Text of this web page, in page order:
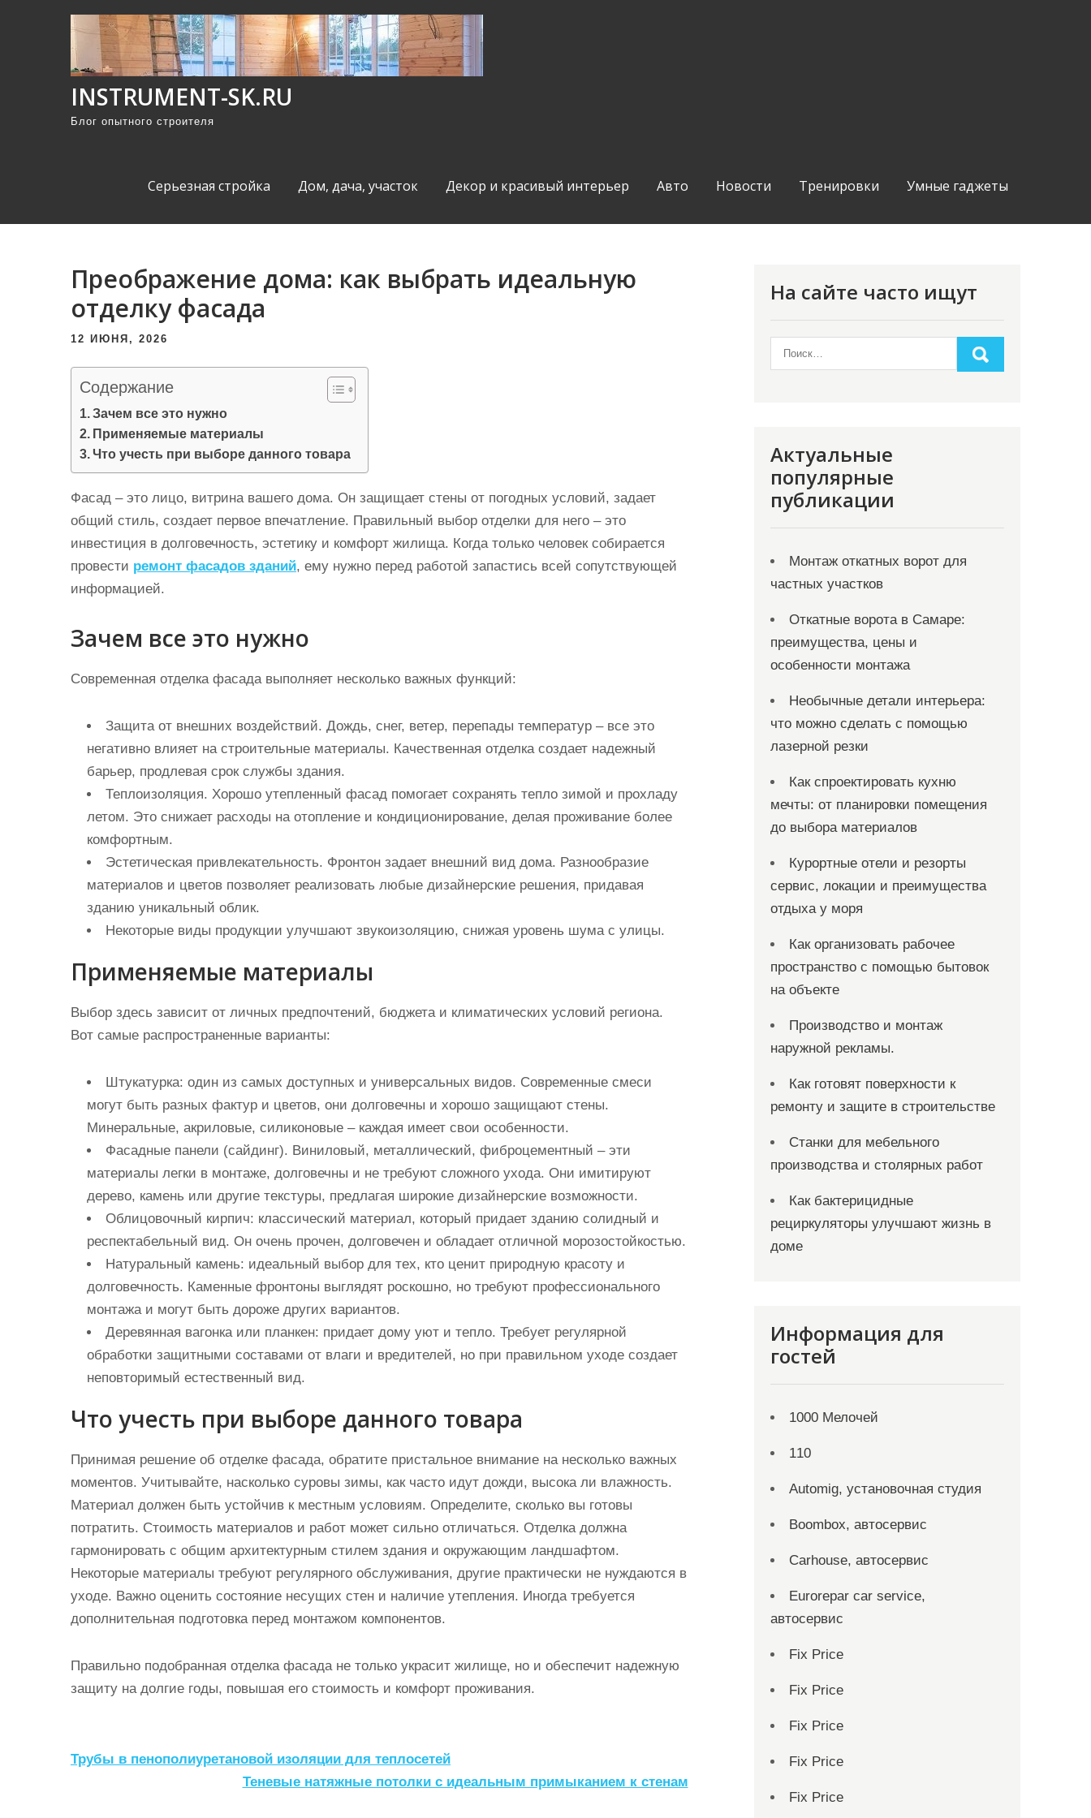
INSTRUMENT-SK.RU
Блог опытного строителя
Серьезная стройка Дом, дача, участок Декор и красивый интерьер Авто Новости Тренировки Умные гаджеты
Преображение дома: как выбрать идеальную
отделку фасада
12 ИЮНЯ, 2026
Содержание
Зачем все это нужно
Применяемые материалы
Что учесть при выборе данного товара
Фасад – это лицо, витрина вашего дома. Он защищает стены от погодных условий, задает
общий стиль, создает первое впечатление. Правильный выбор отделки для него – это
инвестиция в долговечность, эстетику и комфорт жилища. Когда только человек собирается
провести ремонт фасадов зданий, ему нужно перед работой запастись всей сопутствующей
информацией.
Зачем все это нужно
Современная отделка фасада выполняет несколько важных функций:
Защита от внешних воздействий. Дождь, снег, ветер, перепады температур – все это
негативно влияет на строительные материалы. Качественная отделка создает надежный
барьер, продлевая срок службы здания.
Теплоизоляция. Хорошо утепленный фасад помогает сохранять тепло зимой и прохладу
летом. Это снижает расходы на отопление и кондиционирование, делая проживание более
комфортным.
Эстетическая привлекательность. Фронтон задает внешний вид дома. Разнообразие
материалов и цветов позволяет реализовать любые дизайнерские решения, придавая
зданию уникальный облик.
Некоторые виды продукции улучшают звукоизоляцию, снижая уровень шума с улицы.
Применяемые материалы
Выбор здесь зависит от личных предпочтений, бюджета и климатических условий региона.
Вот самые распространенные варианты:
Штукатурка: один из самых доступных и универсальных видов. Современные смеси
могут быть разных фактур и цветов, они долговечны и хорошо защищают стены.
Минеральные, акриловые, силиконовые – каждая имеет свои особенности.
Фасадные панели (сайдинг). Виниловый, металлический, фиброцементный – эти
материалы легки в монтаже, долговечны и не требуют сложного ухода. Они имитируют
дерево, камень или другие текстуры, предлагая широкие дизайнерские возможности.
Облицовочный кирпич: классический материал, который придает зданию солидный и
респектабельный вид. Он очень прочен, долговечен и обладает отличной морозостойкостью.
Натуральный камень: идеальный выбор для тех, кто ценит природную красоту и
долговечность. Каменные фронтоны выглядят роскошно, но требуют профессионального
монтажа и могут быть дороже других вариантов.
Деревянная вагонка или планкен: придает дому уют и тепло. Требует регулярной
обработки защитными составами от влаги и вредителей, но при правильном уходе создает
неповторимый естественный вид.
Что учесть при выборе данного товара
Принимая решение об отделке фасада, обратите пристальное внимание на несколько важных
моментов. Учитывайте, насколько суровы зимы, как часто идут дожди, высока ли влажность.
Материал должен быть устойчив к местным условиям. Определите, сколько вы готовы
потратить. Стоимость материалов и работ может сильно отличаться. Отделка должна
гармонировать с общим архитектурным стилем здания и окружающим ландшафтом.
Некоторые материалы требуют регулярного обслуживания, другие практически не нуждаются в
уходе. Важно оценить состояние несущих стен и наличие утепления. Иногда требуется
дополнительная подготовка перед монтажом компонентов.
Правильно подобранная отделка фасада не только украсит жилище, но и обеспечит надежную
защиту на долгие годы, повышая его стоимость и комфорт проживания.
Н
Трубы в пенополиуретановой изоляции для теплосетей
Теневые натяжные потолки с идеальным примыканием к стенам
На сайте часто ищут
Актуальные
популярные
публикации
Монтаж откатных ворот для
частных участков
Откатные ворота в Самаре:
преимущества, цены и
особенности монтажа
Необычные детали интерьера:
что можно сделать с помощью
лазерной резки
Как спроектировать кухню
мечты: от планировки помещения
до выбора материалов
Курортные отели и резорты
сервис, локации и преимущества
отдыха у моря
Как организовать рабочее
пространство с помощью бытовок
на объекте
Производство и монтаж
наружной рекламы.
Как готовят поверхности к
ремонту и защите в строительстве
Станки для мебельного
производства и столярных работ
Как бактерицидные
рециркуляторы улучшают жизнь в
доме
Информация для
гостей
1000 Мелочей
110
Automig, установочная студия
Boombox, автосервис
Carhouse, автосервис
Eurorepar car service,
автосервис
Fix Price
Fix Price
Fix Price
Fix Price
Fix Price